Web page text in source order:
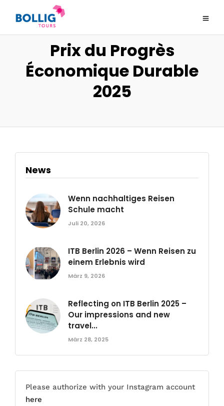
Prix du Progrès
Économique Durable
2025
News
Wenn nachhaltiges Reisen
Schule macht
Juli 20, 2026
ITB Berlin 2026 – Wenn Reisen zu
einem Erlebnis wird
März 9, 2026
Reflecting on ITB Berlin 2025 –
Our impressions and new
travel...
März 28, 2025
Please authorize with your Instagram account
here